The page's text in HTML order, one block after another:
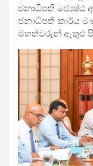
ජනාධිපති ජ්‍යෙෂ්ඨ
ජනාධිපති කාර්ය
මහත්වරුන් ඇතුළු